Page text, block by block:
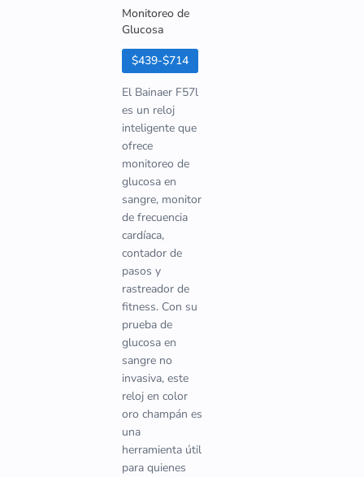
Monitoreo de
Glucosa
$439-$714
El Bainaer F57l
es un reloj
inteligente que
ofrece
monitoreo de
glucosa en
sangre, monitor
de frecuencia
cardíaca,
contador de
pasos y
rastreador de
fitness. Con su
prueba de
glucosa en
sangre no
invasiva, este
reloj en color
oro champán es
una
herramienta útil
para quienes